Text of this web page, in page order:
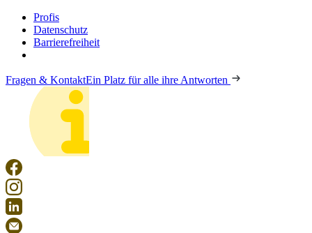
Profis
Datenschutz
Barrierefreiheit
Fragen & KontaktEin Platz für alle ihre Antworten